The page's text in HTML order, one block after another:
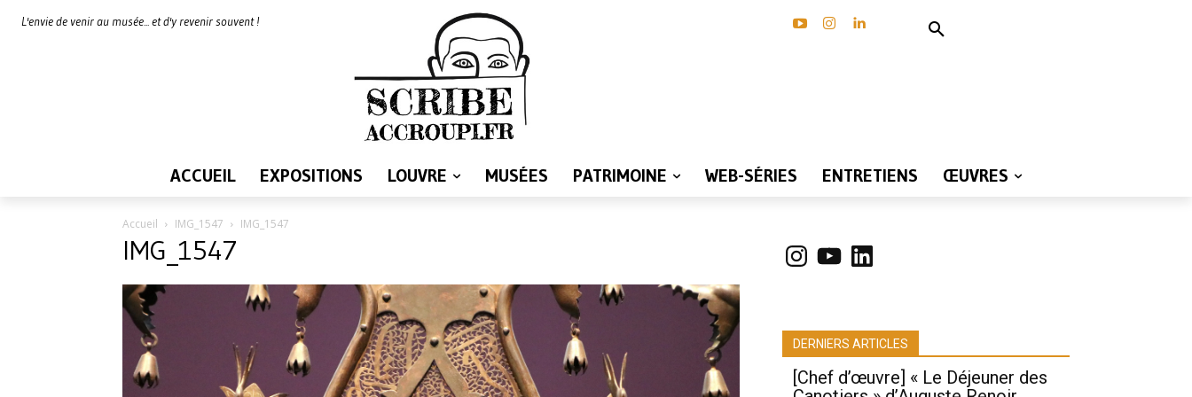
L'envie de venir au musée... et d'y revenir souvent !
ACCUEIL EXPOSITIONS LOUVRE MUSÉES PATRIMOINE WEB-SÉRIES ENTRETIENS ŒUVRES
Accueil IMG_1547 IMG_1547
IMG_1547 Instagram
YouTubeLinkedIn
DERNIERS ARTICLES
[Chef d’œuvre] « Le Déjeuner des